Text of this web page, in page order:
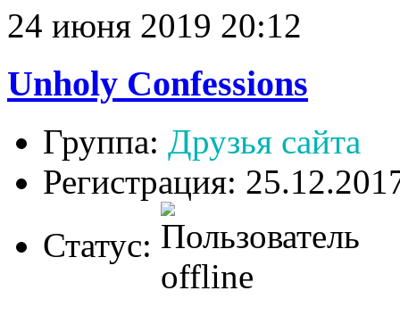
24 июня 2019 20:12
Unholy Confessions
Группа: Друзья сайта
Регистрация:
Статус: